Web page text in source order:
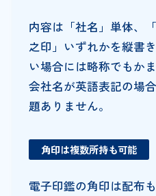
内容は「社名」単体、
之印」いずれかを縦書
い場合には略称でもかま
会社名が英語表記の場
題ありません。
角印は複数所持も可能
電子印鑑の角印は配布